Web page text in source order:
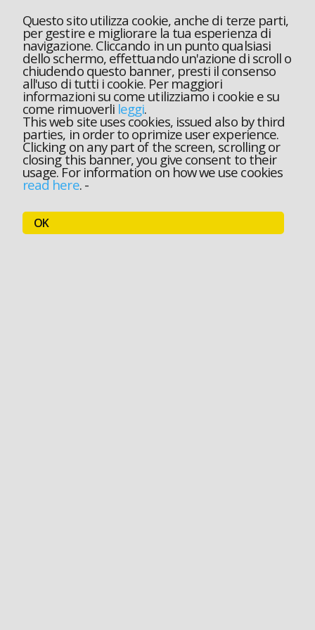
Questo sito utilizza cookie, anche di terze parti,
per gestire e migliorare la tua esperienza di
navigazione. Cliccando in un punto qualsiasi
dello schermo, effettuando un'azione di scroll o
chiudendo questo banner, presti il consenso
all'uso di tutti i cookie. Per maggiori
informazioni su come utilizziamo i cookie e su
come rimuoverli leggi.
This web site uses cookies, issued also by third
parties, in order to oprimize user experience.
Clicking on any part of the screen, scrolling or
closing this banner, you give consent to their
usage. For information on how we use cookies
read here.-
OK